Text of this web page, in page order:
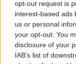
opt-out request is
interest-based ads
us or personal
your opt-out. You
disclosure of your
IAB’s list of